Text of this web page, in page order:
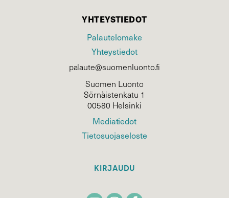
YHTEYSTIEDOT
Palautelomake
Yhteystiedot
palaute@suomenluonto.fi
Suomen Luonto
Sörnäistenkatu 1
00580 Helsinki
Mediatiedot
Tietosuojaseloste
KIRJAUDU